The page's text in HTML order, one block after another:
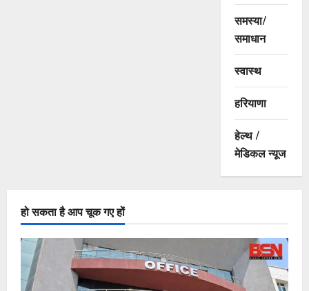
समस्या/
समाधान
स्वास्थ
हरियाणा
हेल्थ /
मेडिकल न्यूज
हो सकता है आप चूक गए हों